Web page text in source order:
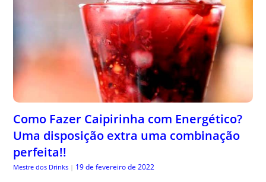
Como Fazer Caipirinha com Energético?
Uma disposição extra uma combinação
perfeita!!
Mestre dos Drinks | 19 de fevereiro de 2022